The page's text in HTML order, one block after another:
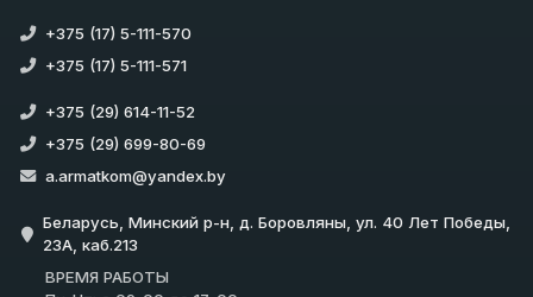
+375 (17) 5-111-570
+375 (17) 5-111-571
+375 (29) 614-11-52
+375 (29) 699-80-69
a.armatkom@yandex.by
Беларусь, Минский р-н, д. Боровляны, ул. 40 Лет Победы,
23А, каб.213
ВРЕМЯ РАБОТЫ